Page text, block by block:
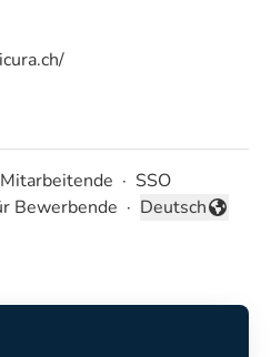
· SSO
Bewerbende · Sprache ändern
Deutsch